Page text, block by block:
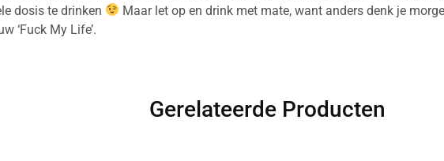
dosis te drinken
Maar let op en drink met mate, want anders denk je
‘Fuck My Life’.
Gerelateerde Producten